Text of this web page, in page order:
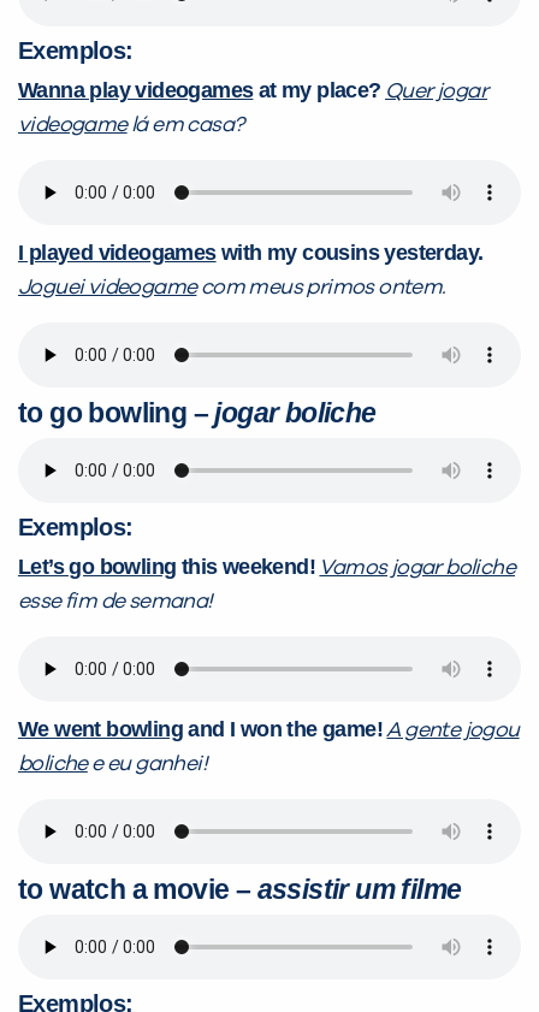
Exemplos:
Wanna play videogamesat my place? Quer jogar
videogamelá em casa?
I played videogameswith my cousins yesterday.
Joguei videogamecom meus primos ontem.
to go bowling –jogar boliche
Exemplos:
Let’s go bowling this weekend! Vamos jogar boliche
esse fim de semana!
We went bowling and I won the game!A gente jogou
bolichee eu ganhei!
to watch a movie – assistir um filme
Exemplos: